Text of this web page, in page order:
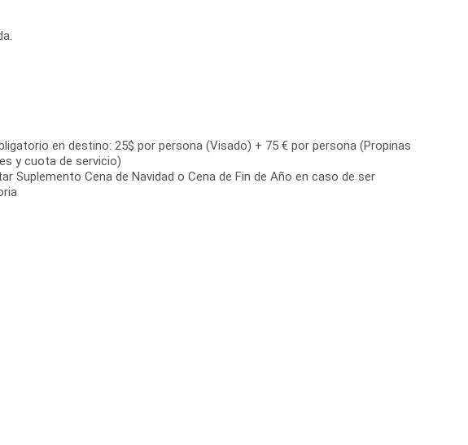
en destino: 25$ por persona (Visado) + 75 € por persona (Propinas
y cuota de servicio)
Suplemento Cena de Navidad o Cena de Fin de Año en caso de ser